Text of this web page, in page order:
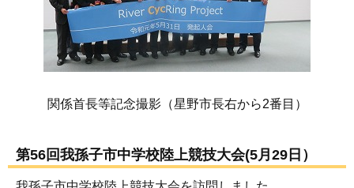
関係首長等記念撮影（星野市長右から2番目）
第56回我孫子市中学校陸上競技大会(5月29日）